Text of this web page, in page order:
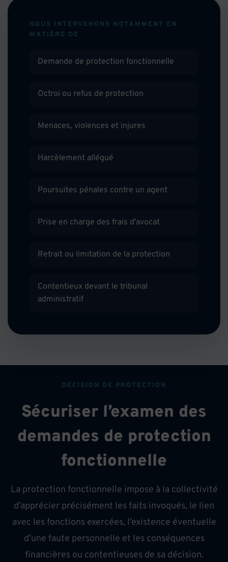
NOUS INTERVENONS NOTAMMENT EN
MATIÈRE DE
Demande de protection fonctionnelle
Octroi ou refus de protection
Menaces, violences et injures
Harcèlement allégué
Poursuites pénales contre un agent
Prise en charge des frais d’avocat
Retrait ou limitation de la protection
Contentieux devant le tribunal
administratif
DÉCISION DE PROTECTION
Sécuriser l’examen des
demandes de protection
fonctionnelle
La protection fonctionnelle impose à la collectivité
d’apprécier précisément les faits invoqués, le lien
avec les fonctions exercées, l’existence éventuelle
d’une faute personnelle et les conséquences
financières ou contentieuses de sa décision.